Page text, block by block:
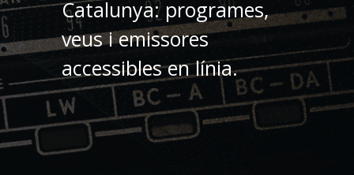
Catalunya: programes,
veus i emissores
accessibles en línia.